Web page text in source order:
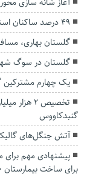
۴۹ درصد ساکنان استان گلستان جزو دهک کم برخوردار هستند
گلستان بهاری،
گلستان در سوگ
یک چهارم مشترکین
گنبدکاووس
آتش جنگل‌های
پیشنهادی مهم برای
برای ساخت بیمارستان ۴۰۰ تختخوابی